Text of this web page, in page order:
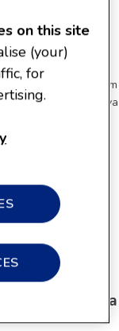
fakta yang
konstipasi. Ada
dibaringkan dalam
pencernaannya
besar, yang telah
keluar). Feses si
yang
Semua perubahan
mempengaruhi
ketahui
sebaiknya
on this site
(your)
for